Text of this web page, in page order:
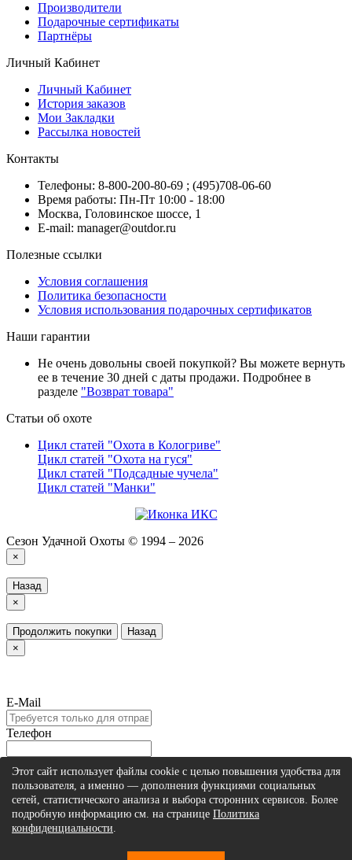
Производители
Подарочные сертификаты
Партнёры
Личный Кабинет
Личный Кабинет
История заказов
Мои Закладки
Рассылка новостей
Контакты
Телефоны: 8-800-200-80-69 ; (495)708-06-60
Время работы: Пн-Пт 10:00 - 18:00
Москва, Головинское шоссе, 1
E-mail: manager@outdor.ru
Полезные ссылки
Условия соглашения
Политика безопасности
Условия использования подарочных сертификатов
Наши гарантии
Не очень довольны своей покупкой? Вы можете вернуть
ее в течение 30 дней с даты продажи. Подробнее в
разделе "Возврат товара"
Статьи об охоте
Цикл статей "Охота в Кологриве"
Цикл статей "Охота на гуся"
Цикл статей "Подсадные чучела"
Цикл статей "Манки"
Сезон Удачной Охоты © 1994 – 2026
×
Назад
×
Продолжить покупки
Назад
×
E-Mail
Телефон
После оформления предзаказа наши сотрудники свяжутся с Вами
Этот сайт использует файлы cookie с целью повышения удобства для
пользователя, а именно — дополнения функциями социальных
сетей, статистического анализа и выбора сторонних сервисов. Более
подробную информацию см. на странице Политика
конфиденциальности.